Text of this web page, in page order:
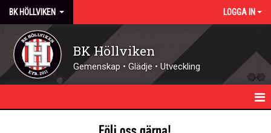
BK HÖLLVIKEN LOGGA IN
BK Höllviken
Gemenskap • Glädje • Utveckling